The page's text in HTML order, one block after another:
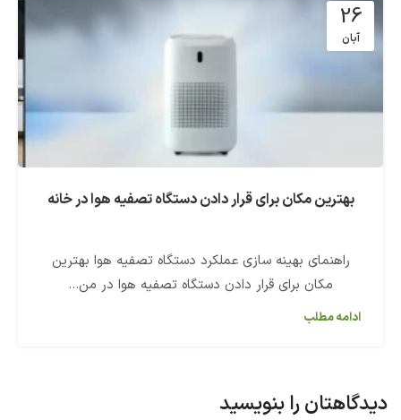
26
آبان
بهترین مکان برای قرار دادن دستگاه تصفیه هوا در خانه
راهنمای بهینه سازی عملکرد دستگاه تصفیه هوا بهترین
مکان برای قرار دادن دستگاه تصفیه هوا در من...
ادامه مطلب
دیدگاهتان را بنویسید